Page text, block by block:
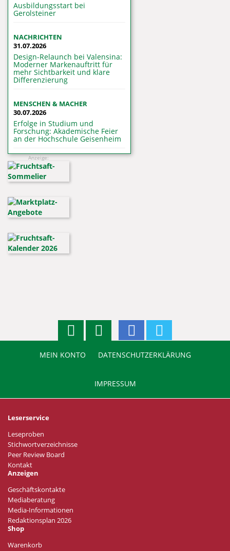
Ausbildungsstart bei
Gerolsteiner
NACHRICHTEN
31.07.2026
Design-Relaunch bei Valensina:
Moderner Markenauftritt für
mehr Sichtbarkeit und klare
Differenzierung
MENSCHEN & MACHER
30.07.2026
Erfolge in Studium und
Forschung: Akademische Feier
an der Hochschule Geisenheim
Anzeige:
MEIN KONTO DATENSCHUTZERKLÄRUNG
IMPRESSUM
Leserservice
Leseproben
Stichwortverzeichnisse
Peer Review Board
Kontakt
Anzeigen
Geschäftskontakte
Mediaberatung
Media-Informationen
Redaktionsplan 2026
Shop
Warenkorb